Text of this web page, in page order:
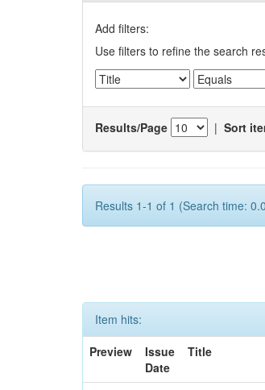
Add filters:
Use filters to refine the search
Results/Page | Sort
Results 1-1 of 1 (Search time:
Item hits:
Preview
Issue
Date
Title